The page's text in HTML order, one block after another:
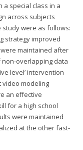
a special class in a
across subjects
were as follows:
strategy improved
maintained after
overlapping data
level’ intervention
video modeling
an effective
for a high school
were maintained
at the other fast-